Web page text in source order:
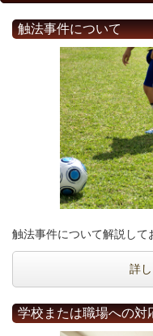
触法事件について
触法事件について解説して
詳
学校または職場への対